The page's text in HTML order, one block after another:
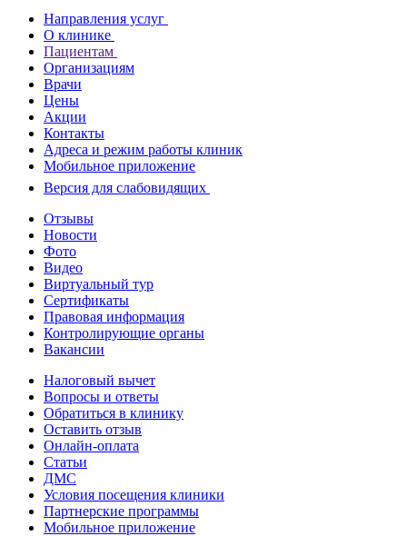
Направления услуг
О клинике
Пациентам
Организациям
Врачи
Цены
Акции
Контакты
Адреса и режим работы клиник
Мобильное приложение
Версия для слабовидящих
Отзывы
Новости
Фото
Видео
Виртуальный тур
Сертификаты
Правовая информация
Контролирующие органы
Вакансии
Налоговый вычет
Вопросы и ответы
Обратиться в клинику
Оставить отзыв
Онлайн-оплата
Статьи
ДМС
Условия посещения клиники
Партнерские программы
Мобильное приложение